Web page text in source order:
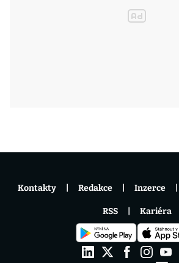
Kontakty Redakce Inzerce
RSS Kariéra